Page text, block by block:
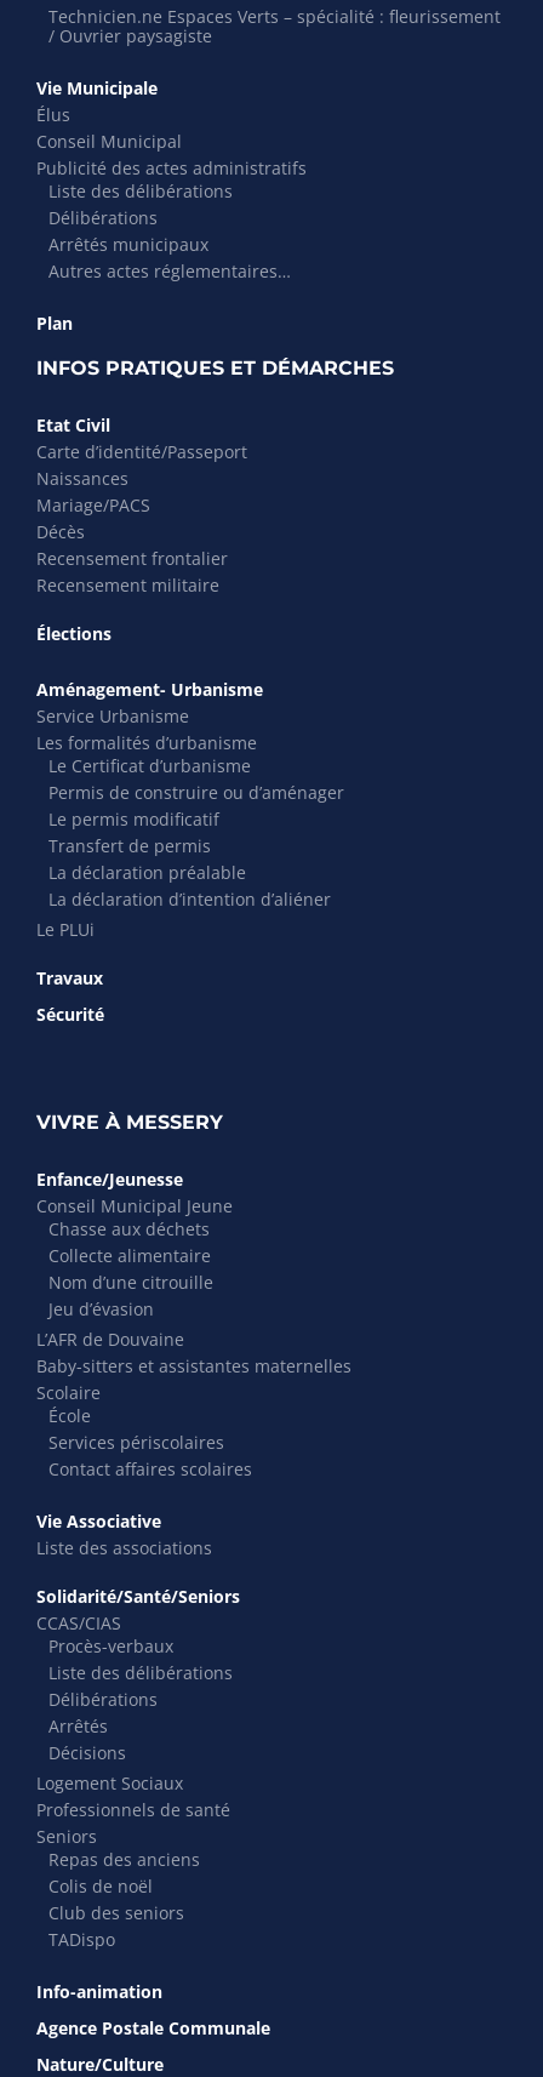
Technicien.ne Espaces Verts – spécialité : fleurissement
/ Ouvrier paysagiste
Vie Municipale
Élus
Conseil Municipal
Publicité des actes administratifs
Liste des délibérations
Délibérations
Arrêtés municipaux
Autres actes réglementaires…
Plan
INFOS PRATIQUES ET DÉMARCHES
Etat Civil
Carte d’identité/Passeport
Naissances
Mariage/PACS
Décès
Recensement frontalier
Recensement militaire
Élections
Aménagement- Urbanisme
Service Urbanisme
Les formalités d’urbanisme
Le Certificat d’urbanisme
Permis de construire ou d’aménager
Le permis modificatif
Transfert de permis
La déclaration préalable
La déclaration d’intention d’aliéner
Le PLUi
Travaux
Sécurité
VIVRE À MESSERY
Enfance/Jeunesse
Conseil Municipal Jeune
Chasse aux déchets
Collecte alimentaire
Nom d’une citrouille
Jeu d’évasion
L’AFR de Douvaine
Baby-sitters et assistantes maternelles
Scolaire
École
Services périscolaires
Contact affaires scolaires
Vie Associative
Liste des associations
Solidarité/Santé/Seniors
CCAS/CIAS
Procès-verbaux
Liste des délibérations
Délibérations
Arrêtés
Décisions
Logement Sociaux
Professionnels de santé
Seniors
Repas des anciens
Colis de noël
Club des seniors
TADispo
Info-animation
Agence Postale Communale
Nature/Culture